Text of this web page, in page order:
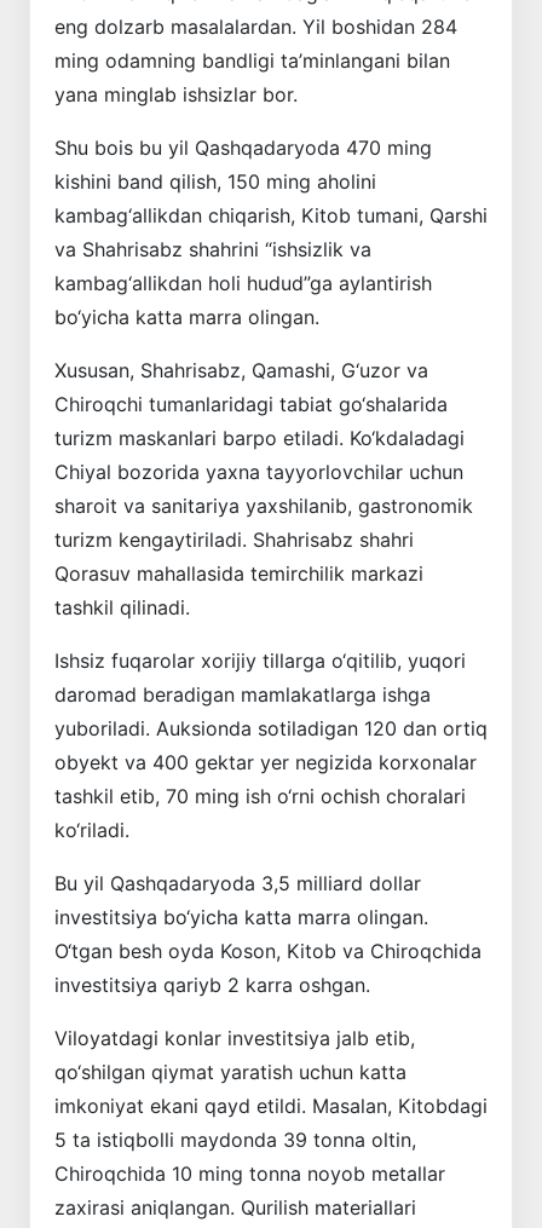
eng dolzarb masalalardan. Yil boshidan 284
ming odamning bandligi ta’minlangani bilan
yana minglab ishsizlar bor.
Shu bois bu yil Qashqadaryoda 470 ming
kishini band qilish, 150 ming aholini
kambag‘allikdan chiqarish, Kitob tumani, Qarshi
va Shahrisabz shahrini “ishsizlik va
kambag‘allikdan holi hudud”ga aylantirish
bo‘yicha katta marra olingan.
Xususan, Shahrisabz, Qamashi, G‘uzor va
Chiroqchi tumanlaridagi tabiat go‘shalarida
turizm maskanlari barpo etiladi. Ko‘kdaladagi
Chiyal bozorida yaxna tayyorlovchilar uchun
sharoit va sanitariya yaxshilanib, gastronomik
turizm kengaytiriladi. Shahrisabz shahri
Qorasuv mahallasida temirchilik markazi
tashkil qilinadi.
Ishsiz fuqarolar xorijiy tillarga o‘qitilib, yuqori
daromad beradigan mamlakatlarga ishga
yuboriladi. Auksionda sotiladigan 120 dan ortiq
obyekt va 400 gektar yer negizida korxonalar
tashkil etib, 70 ming ish o‘rni ochish choralari
ko‘riladi.
Bu yil Qashqadaryoda 3,5 milliard dollar
investitsiya bo‘yicha katta marra olingan.
O‘tgan besh oyda Koson, Kitob va Chiroqchida
investitsiya qariyb 2 karra oshgan.
Viloyatdagi konlar investitsiya jalb etib,
qo‘shilgan qiymat yaratish uchun katta
imkoniyat ekani qayd etildi. Masalan, Kitobdagi
5 ta istiqbolli maydonda 39 tonna oltin,
Chiroqchida 10 ming tonna noyob metallar
zaxirasi aniqlangan. Qurilish materiallari